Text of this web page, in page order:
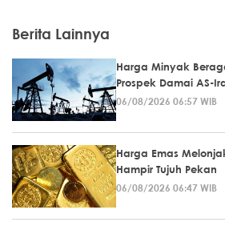
Berita Lainnya
Harga Minyak
Prospek Damai AS-
06/08/2026 06:57 WIB
Harga Emas
Hampir Tujuh Pekan
06/08/2026 06:47 WIB